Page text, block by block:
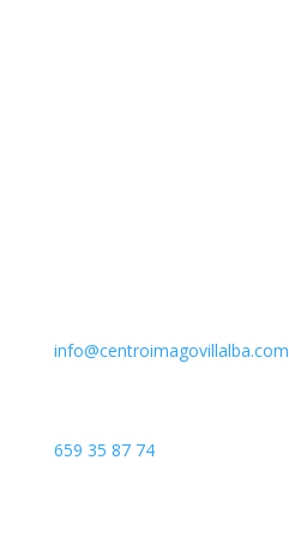
info@centroimagovillalba.com
659 35 87 74